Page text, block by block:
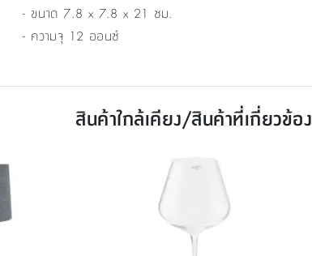
- ขนาด 7.8 x 7.8 x 21 ซม.
- ความจุ 12 ออนซ์
สินค้าใกล้เคียง/สินค้าที่เกี่ยวข้อง